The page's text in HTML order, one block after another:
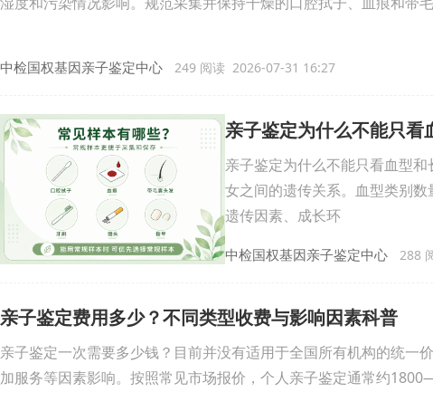
中检国权基因亲子鉴定中心 249 阅读 2026-07-31 16:27
亲子鉴定为什么不能只看
亲子鉴定为什么不能只看血型
女之间的遗传关系。血型类别
遗传因素、成长环
中检国权基因亲子鉴定中心 288
亲子鉴定费用多少？不同类型收费与影响因素科普
亲子鉴定一次需要多少钱？目前并没有适用于全国所有机构的统
加服务等因素影响。按照常见市场报价，个人亲子鉴定通常约